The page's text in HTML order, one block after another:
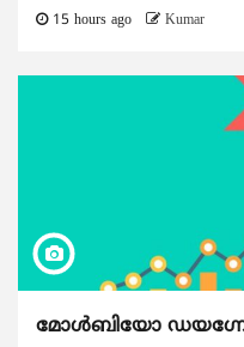
15 hours ago Kumar
മോൾബിയോ